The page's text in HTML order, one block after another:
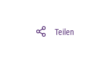
Teilen